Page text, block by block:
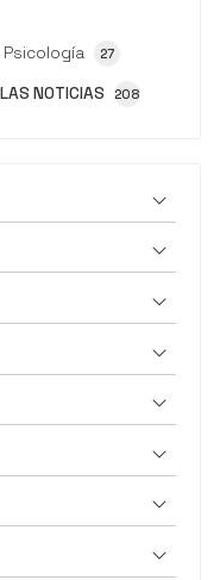
NOTICIAS 208
27